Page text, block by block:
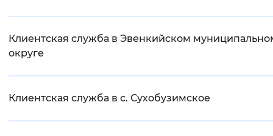
Клиентская служба в Эвенкийском
округе
Клиентская служба в с. Сухобузимское